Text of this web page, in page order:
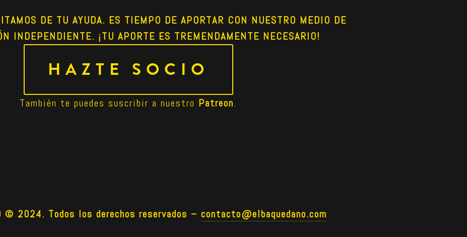
DE TU AYUDA. ES TIEMPO DE APORTAR CON NUESTRO MEDIO DE
INDEPENDIENTE. ¡TU APORTE ES TREMENDAMENTE NECESARIO!
HAZTE SOCIO
También te puedes suscribir a nuestro Patreon.
© 2024. Todos los derechos reservados – contacto@elbaquedano.com